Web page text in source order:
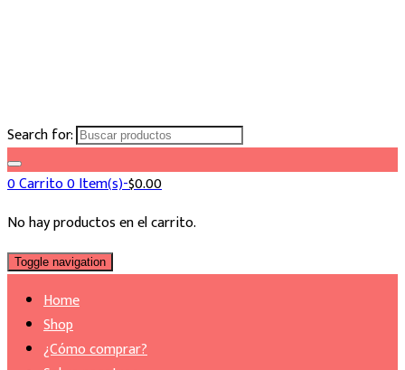
Search for:
0Carrito0 Item(s)-$0.00
No hay productos en el carrito.
Toggle navigation
Home
Shop
¿Cómo comprar?